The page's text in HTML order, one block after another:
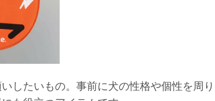
したいもの。事前に犬の性格や個性を周